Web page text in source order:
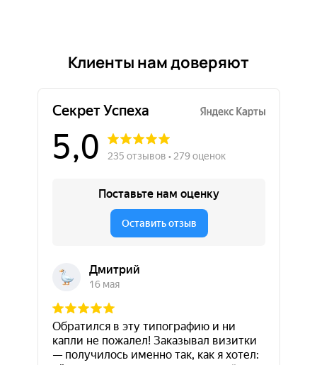
Клиенты нам доверяют